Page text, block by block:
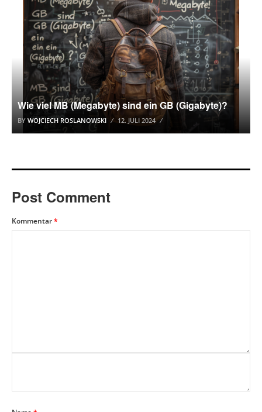
Wie viel MB (Megabyte) sind ein GB (Gigabyte)?
BY WOJCIECH ROSLANOWSKI 12. JULI 2024
Post Comment
Kommentar*